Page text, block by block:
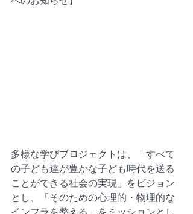
多様な学びプロジェクトは、「すべて
の子ども達が豊かな子ども時代を送る
ことができる社会の実現」をビジョン
とし、「そのための心理的・物理的な
インフラを整える」をミッションとし